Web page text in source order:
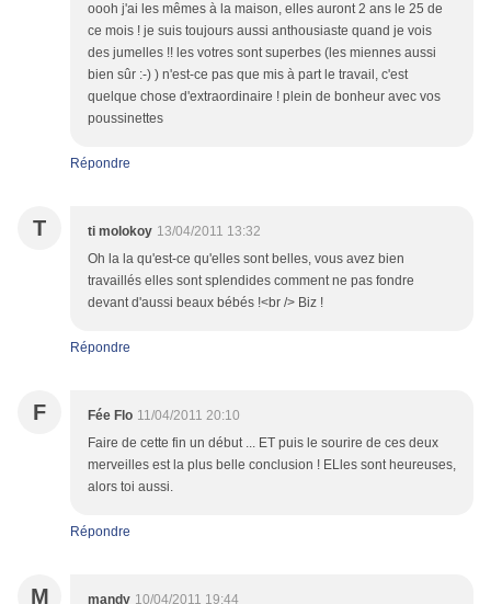
oooh j'ai les mêmes à la maison, elles auront 2 ans le 25 de
ce mois ! je suis toujours aussi anthousiaste quand je vois
des jumelles !! les votres sont superbes (les miennes aussi
bien sûr :-) ) n'est-ce pas que mis à part le travail, c'est
quelque chose d'extraordinaire ! plein de bonheur avec vos
poussinettes
Répondre
T ti molokoy 13/04/2011 13:32
Oh la la qu'est-ce qu'elles sont belles, vous avez bien
travaillés elles sont splendides comment ne pas fondre
devant d'aussi beaux bébés !<br /> Biz !
Répondre
F Fée Flo 11/04/2011 20:10
Faire de cette fin un début ... ET puis le sourire de ces deux
merveilles est la plus belle conclusion ! ELles sont heureuses,
alors toi aussi.
Répondre
M mandy 10/04/2011 19:44